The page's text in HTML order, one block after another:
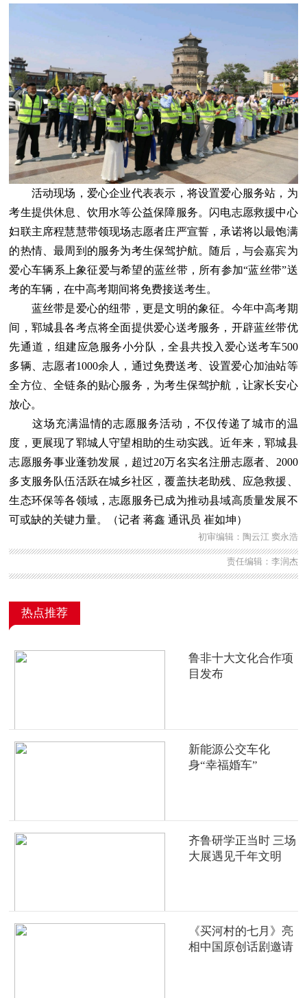
活动现场，爱心企业代表表示，将设置爱心服务站，为
考生提供休息、饮用水等公益保障服务。闪电志愿救援中心
妇联主席程慧慧带领现场志愿者庄严宣誓，承诺将以最饱满
的热情、最周到的服务为考生保驾护航。随后，与会嘉宾为
爱心车辆系上象征爱与希望的蓝丝带，所有参加“蓝丝带”送
考的车辆，在中高考期间将免费接送考生。
蓝丝带是爱心的纽带，更是文明的象征。今年中高考期
间，郓城县各考点将全面提供爱心送考服务，开辟蓝丝带优
先通道，组建应急服务小分队，全县共投入爱心送考车500
多辆、志愿者1000余人，通过免费送考、设置爱心加油站等
全方位、全链条的贴心服务，为考生保驾护航，让家长安心
放心。
这场充满温情的志愿服务活动，不仅传递了城市的温
度，更展现了郓城人守望相助的生动实践。近年来，郓城县
志愿服务事业蓬勃发展，超过20万名实名注册志愿者、2000
多支服务队伍活跃在城乡社区，覆盖扶老助残、应急救援、
生态环保等各领域，志愿服务已成为推动县域高质量发展不
可或缺的关键力量。（记者 蒋鑫 通讯员 崔如坤）
初审编辑：陶云江 窦永浩
责任编辑：李润杰
热点推荐
鲁非十大文化合作项
目发布
新能源公交车化
身“幸福婚车”
齐鲁研学正当时 三场
大展遇见千年文明
《买河村的七月》亮
相中国原创话剧邀请